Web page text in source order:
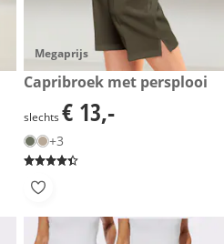
Megaprijs
€ 13,-
Capribroek met persplooi
€ 13,-
slechts € 13,-
+3